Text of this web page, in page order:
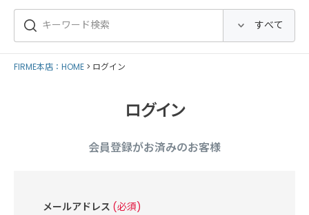
FIRME本店：HOME ログイン
ログイン
会員登録がお済みのお客様
メールアドレス (必須)